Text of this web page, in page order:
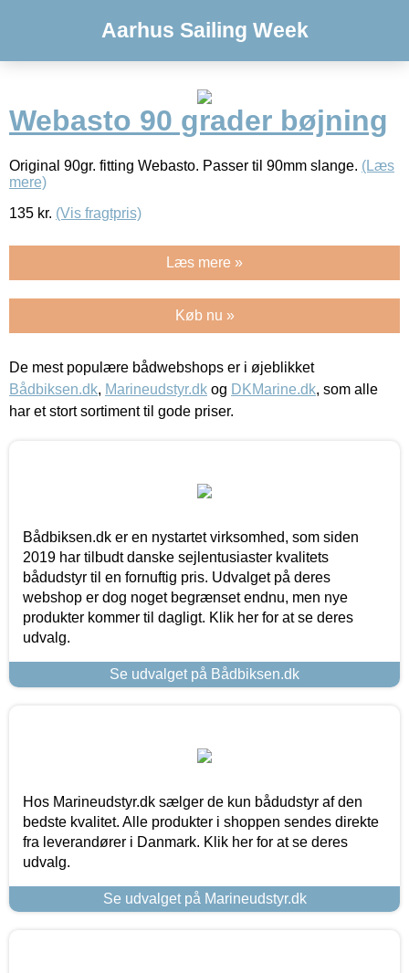
Aarhus Sailing Week
Webasto 90 grader bøjning
Original 90gr. fitting Webasto. Passer til 90mm slange. (Læs
mere)
135 kr. (Vis fragtpris)
Læs mere »
Køb nu »
De mest populære bådwebshops er i øjeblikket
Bådbiksen.dk, Marineudstyr.dk og DKMarine.dk, som alle
har et stort sortiment til gode priser.
Bådbiksen.dk er en nystartet virksomhed, som siden
2019 har tilbudt danske sejlentusiaster kvalitets
bådudstyr til en fornuftig pris. Udvalget på deres
webshop er dog noget begrænset endnu, men nye
produkter kommer til dagligt. Klik her for at se deres
udvalg.
Se udvalget på Bådbiksen.dk
Hos Marineudstyr.dk sælger de kun bådudstyr af den
bedste kvalitet. Alle produkter i shoppen sendes direkte
fra leverandører i Danmark. Klik her for at se deres
udvalg.
Se udvalget på Marineudstyr.dk